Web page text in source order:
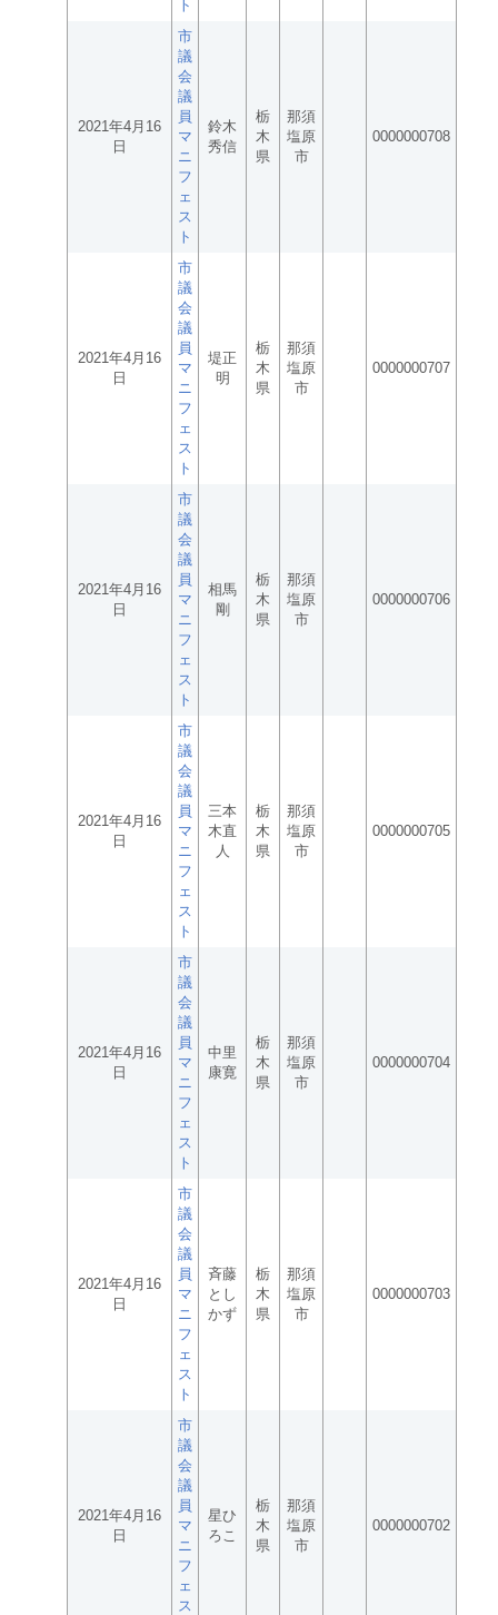
ト
2021年4月16
日
市
議
会
議
員
マ
ニ
フ
ェ
ス
ト
鈴木
秀信
栃
木
県
那須
塩原
市
0000000708
2021年4月16
日
市
議
会
議
員
マ
ニ
フ
ェ
ス
ト
堤正
明
栃
木
県
那須
塩原
市
0000000707
2021年4月16
日
市
議
会
議
員
マ
ニ
フ
ェ
ス
ト
相馬
剛
栃
木
県
那須
塩原
市
0000000706
2021年4月16
日
市
議
会
議
員
マ
ニ
フ
ェ
ス
ト
三本
木直
人
栃
木
県
那須
塩原
市
0000000705
2021年4月16
日
市
議
会
議
員
マ
ニ
フ
ェ
ス
ト
中里
康寛
栃
木
県
那須
塩原
市
0000000704
2021年4月16
日
市
議
会
議
員
マ
ニ
フ
ェ
ス
ト
斉藤
とし
かず
栃
木
県
那須
塩原
市
0000000703
2021年4月16
日
市
議
会
議
員
マ
ニ
フ
ェ
ス
星ひ
ろこ
栃
木
県
那須
塩原
市
0000000702